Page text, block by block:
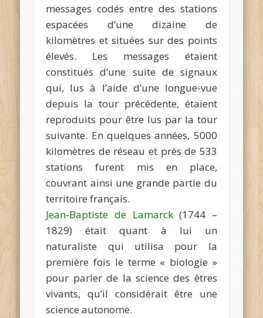
messages codés entre des stations
espacées d’une dizaine de
kilomètres et situées sur des points
élevés. Les messages étaient
constitués d’une suite de signaux
qui, lus à l’aide d’une longue-vue
depuis la tour précédente, étaient
reproduits pour être lus par la tour
suivante. En quelques années, 5000
kilomètres de réseau et près de 533
stations furent mis en place,
couvrant ainsi une grande partie du
territoire français.
Jean-Baptiste de Lamarck(1744 –
1829) était quant à lui un
naturaliste qui utilisa pour la
première fois le terme « biologie »
pour parler de la science des êtres
vivants, qu’il considérait être une
science autonome.